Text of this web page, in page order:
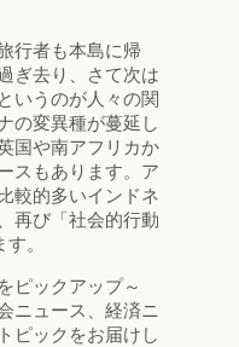
行者も本島に帰
ぎ去り、さて次は
いうのが人々の関
の変異種が蔓延し
国や南アフリカか
スもあります。ア
較的多いインドネ
再び「社会的行動
。
ピックアップ～
ニュース、経済ニ
ピックをお届けし